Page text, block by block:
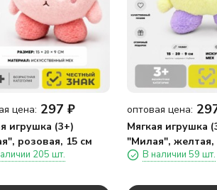
цена: 297 ₽
игрушка (3+)
розовая, 15 см
205 шт.
оптовая цена:
Мягкая игрушка
"Милая", желтая,
В наличии 59 шт.